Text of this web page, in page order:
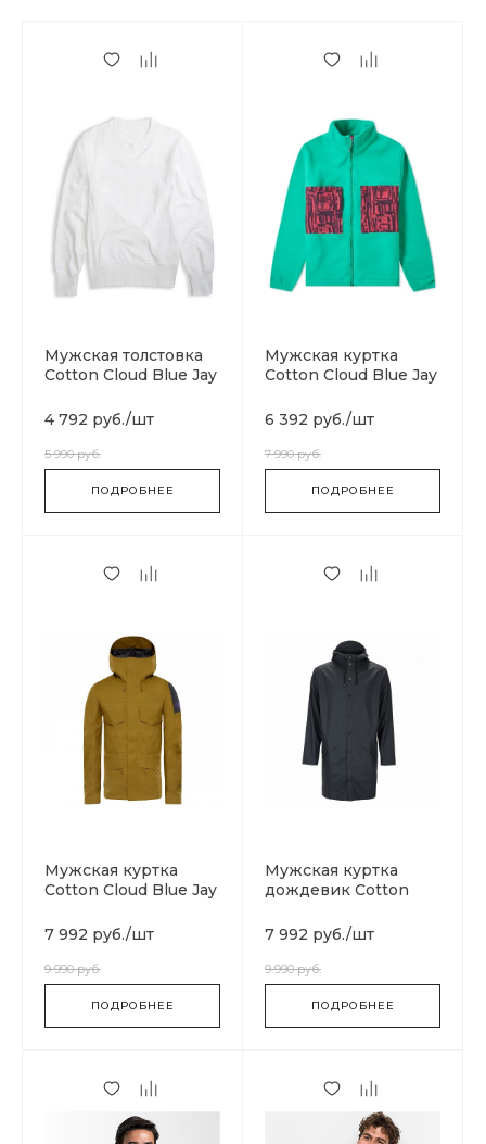
Мужская толстовка
Cotton Cloud Blue Jay
WW001
4 792 руб./шт
5 990 руб.
ПОДРОБНЕЕ
Мужская куртка
Cotton Cloud Blue Jay
6 392 руб./шт
7 990 руб.
ПОДРОБНЕЕ
Мужская куртка
Cotton Cloud Blue Jay
7 992 руб./шт
9 990 руб.
ПОДРОБНЕЕ
Мужская куртка
дождевик Cotton
1202-04
7 992 руб./шт
9 990 руб.
ПОДРОБНЕЕ